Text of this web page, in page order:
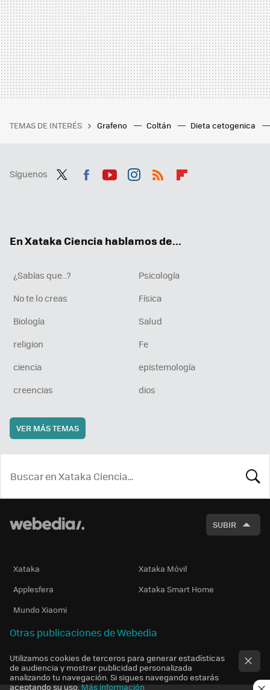
TEMAS DE INTERÉS Grafeno Coltán Dieta cetogenica
Síguenos
En Xataka Ciencia hablamos de...
¿Sabías que...?
Psicología
No te lo creas
Física
Biología
Salud
religion
Fe
ciencia
epistemología
creencias
dios
VER MÁS TEMAS
SUBIR
Xataka
Xataka Móvil
Applesfera
Xataka Smart Home
Mundo Xiaomi
Otras publicaciones de Webedia
Utilizamos cookies de terceros para generar estadísticas
de audiencia y mostrar publicidad personalizada
analizando tu navegación. Si sigues navegando estarás
aceptando su uso. Más información